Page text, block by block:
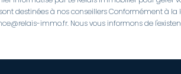
destinées à nos conseillers Conformément à la
immo.fr. Nous vous informons de